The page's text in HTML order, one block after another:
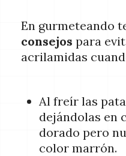
En gurmeteando
consejos para
acrilamidas
Al freír las
dejándolas en
dorado pero
color marrón.